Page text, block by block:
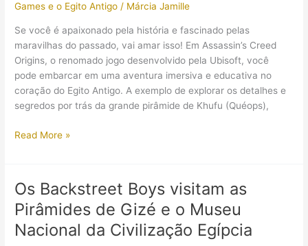
com
de
robô
Games e o Egito Antigo / Márcia Jamille
Se você é apaixonado pela história e fascinado pelas
maravilhas do passado, vai amar isso! Em Assassin’s Creed
Origins, o renomado jogo desenvolvido pela Ubisoft, você
pode embarcar em uma aventura imersiva e educativa no
coração do Egito Antigo. A exemplo de explorar os detalhes e
segredos por trás da grande pirâmide de Khufu (Quéops),
Descubra
Grande
Pirâmide
do
Egito
Read More »
Os Backstreet Boys visitam as
Pirâmides de Gizé e o Museu
Nacional da Civilização Egípcia